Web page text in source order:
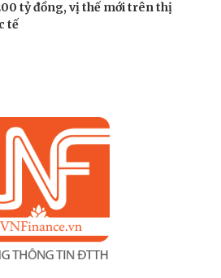
tỷ đồng, vị thế mới trên thị
tế